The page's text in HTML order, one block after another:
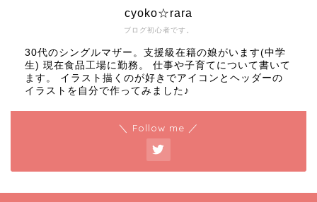
ブログ初心者です。
cyoko☆rara
30代のシングルマザー。支援級在籍の娘がいます(中学
生) 現在食品工場に勤務。 仕事や子育てについて書いて
ます。 イラスト描くのが好きでアイコンとヘッダーの
イラストを自分で作ってみました♪
＼ Follow me ／